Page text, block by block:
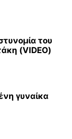
του
(VIDEO)
γυναίκα